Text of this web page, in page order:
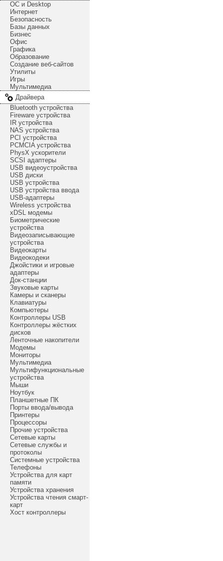
ОС и Desktop
Интернет
Безопасность
Базы данных
Бизнес
Офис
Графика
Образование
Создание веб-сайтов
Утилиты
Игры
Мультимедиа
Драйвера
Bluetooth устройства
Fireware устройства
IR устройства
NAS устройства
PCI устройства
PCMCIA устройства
PhysX ускорители
SCSI адаптеры
USB видеоустройства
USB диски
USB устройства
USB устройства ввода
USB-адаптеры
Wireless устройства
xDSL модемы
Биометрические
устройства
Видеозаписывающие
устройства
Видеокарты
Видеокодеки
Джойстики и игровые
адаптеры
Док-станции
Звуковые карты
Камеры и сканеры
Клавиатуры
Компьютеры
Контроллеры USB
Контроллеры жёстких
дисков
Ленточные накопители
Модемы
Мониторы
Мультимедиа
Мультифункциональные
устройства
Мыши
Ноутбук
Планшетные ПК
Порты ввода/вывода
Принтеры
Процессоры
Прочие устройства
Сетевые карты
Сетевые службы и
протоколы
Системные устройства
Телефоны
Устройства для карт
памяти
Устройства хранения
Устройства чтения смарт-
карт
Хост контроллеры